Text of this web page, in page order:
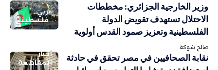
عربي
فلسطيني
وزير الخارجية الجزائري: مخططات
الاحتلال تستهدف تقويض الدولة
الفلسطينية وتعزيز صمود القدس أولوية
صالح شوكة
أخبار
المقاطعة
نقابة الصحافيين في مصر تحقق في حادثة